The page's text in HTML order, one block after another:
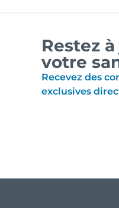
Restez
votre
Recevez des
exclusives